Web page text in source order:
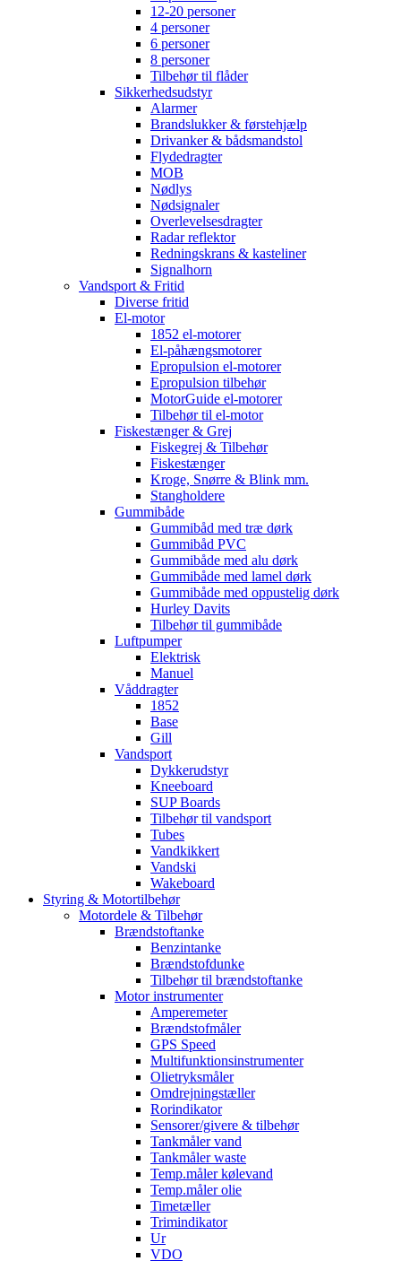
12-20 personer
4 personer
6 personer
8 personer
Tilbehør til flåder
Sikkerhedsudstyr
Alarmer
Brandslukker & førstehjælp
Drivanker & bådsmandstol
Flydedragter
MOB
Nødlys
Nødsignaler
Overlevelsesdragter
Radar reflektor
Redningskrans & kasteliner
Signalhorn
Vandsport & Fritid
Diverse fritid
El-motor
1852 el-motorer
El-påhængsmotorer
Epropulsion el-motorer
Epropulsion tilbehør
MotorGuide el-motorer
Tilbehør til el-motor
Fiskestænger & Grej
Fiskegrej & Tilbehør
Fiskestænger
Kroge, Snørre & Blink mm.
Stangholdere
Gummibåde
Gummibåd med træ dørk
Gummibåd PVC
Gummibåde med alu dørk
Gummibåde med lamel dørk
Gummibåde med oppustelig dørk
Hurley Davits
Tilbehør til gummibåde
Luftpumper
Elektrisk
Manuel
Våddragter
1852
Base
Gill
Vandsport
Dykkerudstyr
Kneeboard
SUP Boards
Tilbehør til vandsport
Tubes
Vandkikkert
Vandski
Wakeboard
Styring & Motortilbehør
Motordele & Tilbehør
Brændstoftanke
Benzintanke
Brændstofdunke
Tilbehør til brændstoftanke
Motor instrumenter
Amperemeter
Brændstofmåler
GPS Speed
Multifunktionsinstrumenter
Olietryksmåler
Omdrejningstæller
Rorindikator
Sensorer/givere & tilbehør
Tankmåler vand
Tankmåler waste
Temp.måler kølevand
Temp.måler olie
Timetæller
Trimindikator
Ur
VDO